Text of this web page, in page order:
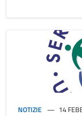
NOTIZIE 14